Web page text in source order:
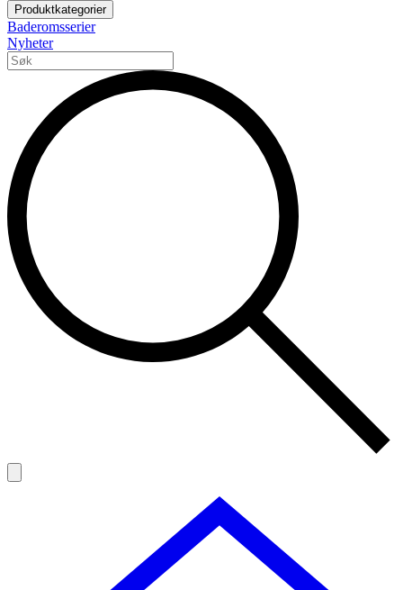
Produktkategorier
Baderomsserier
Nyheter